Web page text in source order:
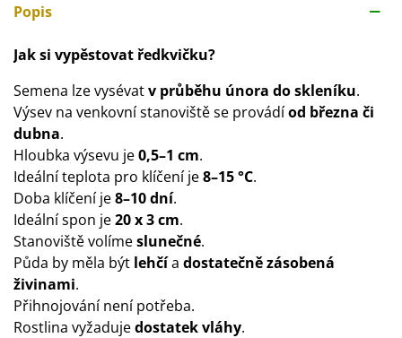
Popis
Jak si vypěstovat ředkvičku?
Semena lze vysévatv průběhu února do skleníku.
Výsev na venkovní stanoviště se provádíod března či
dubna.
Hloubka výsevu je0,5–1 cm.
Ideální teplota pro klíčení je8–15 °C.
Doba klíčení je8–10 dní.
Ideální spon je20 x 3 cm.
Stanoviště volímeslunečné.
Půda by měla být lehčía dostatečně zásobená
živinami.
Přihnojování není potřeba.
Rostlina vyžadujedostatek vláhy.